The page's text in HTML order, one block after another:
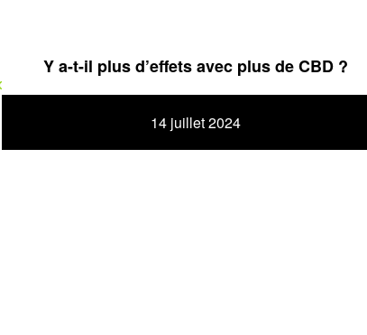
Y a-t-il plus d’effets avec plus de CBD ?
14 juillet 2024